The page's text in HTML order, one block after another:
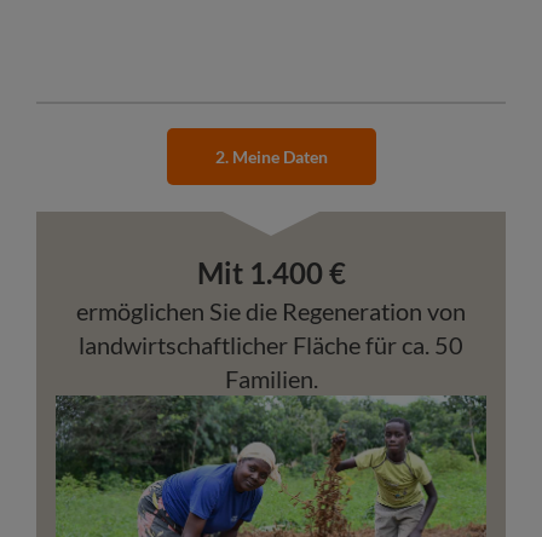
2. Meine Daten
Mit1.400 €
ermöglichen Sie die Regeneration von
landwirtschaftlicher Fläche für ca. 50
Familien.